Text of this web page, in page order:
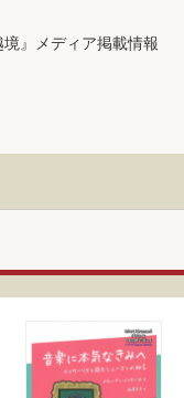
境』メディア掲載情報